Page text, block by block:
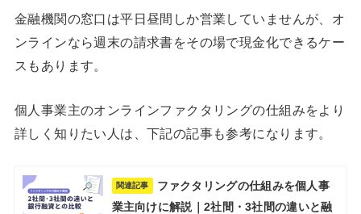
金融機関の窓口は平日昼間しか営業していませんが、オ
ンラインなら週末の請求書をその場で現金化できるケー
スもあります。
個人事業主のオンラインファクタリングの仕組みをより
詳しく知りたい人は、下記の記事も参考になります。
関連記事
ファクタリングの仕組みを個人事
業主向けに解説｜2社間・3社間の違いと融